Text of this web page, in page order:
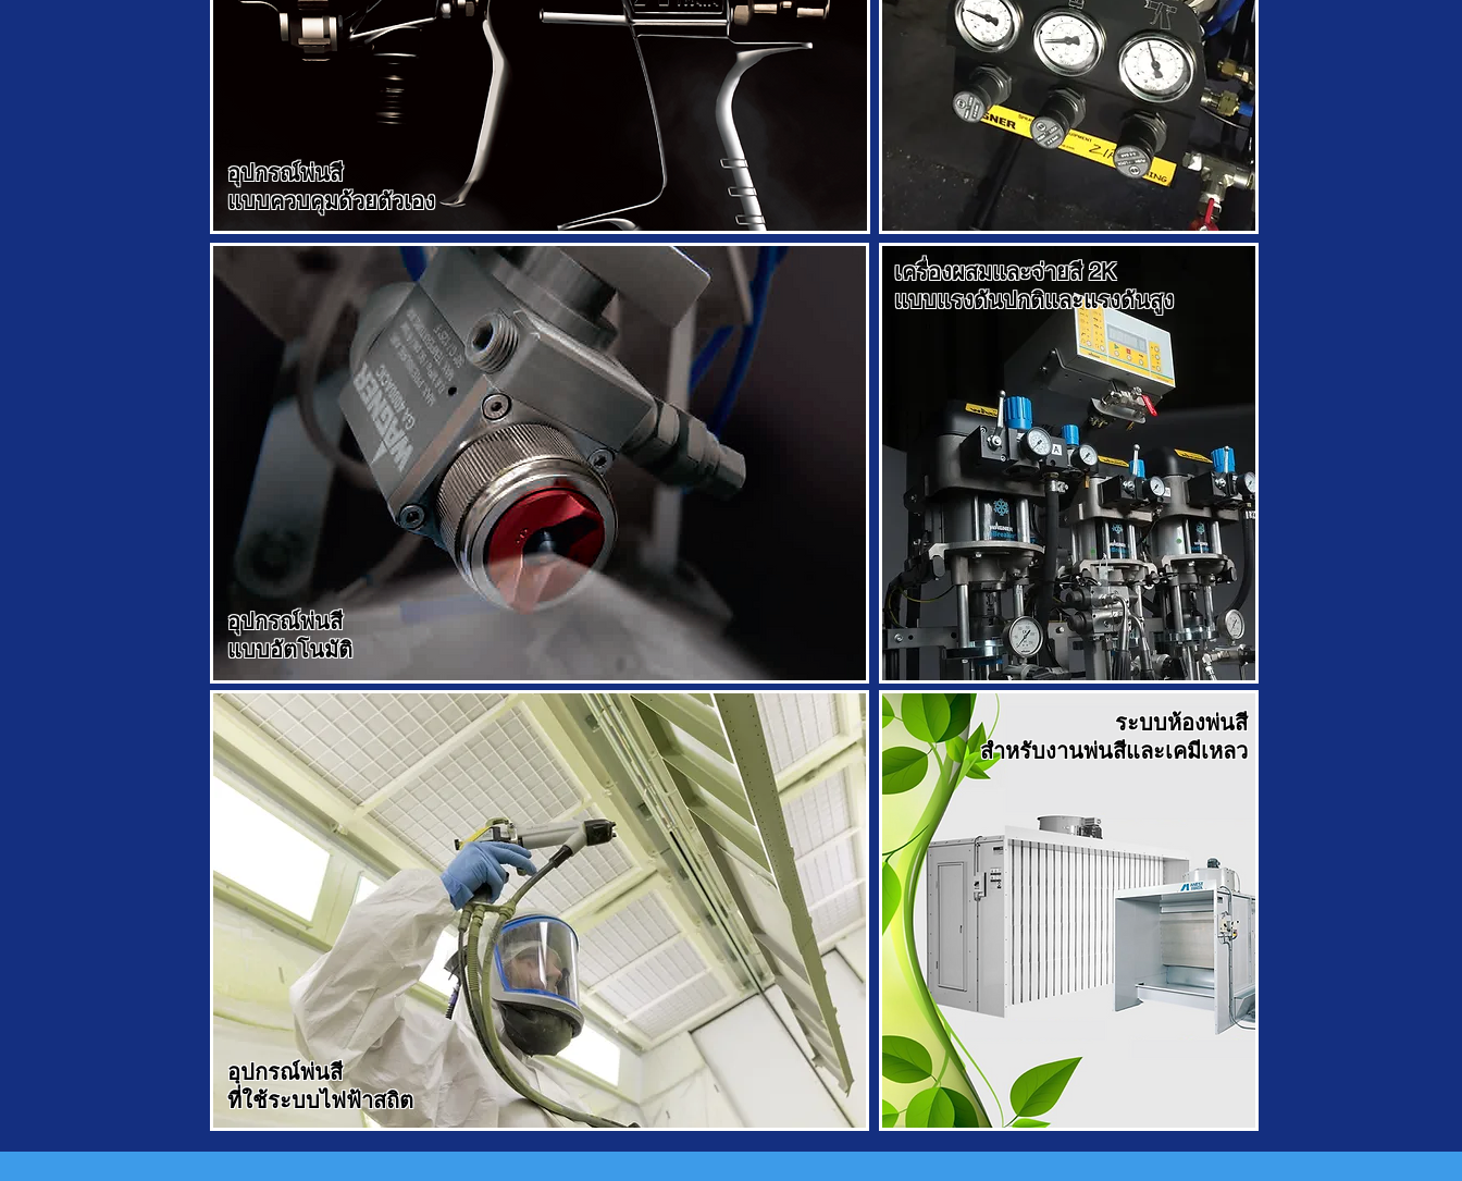
อุปกรณ์พ่นสี
แบบควบคุมด้วยตัวเอง
อุปกรณ์พ่นสี
แบบอัตโนมัติ
อุปกรณ์พ่นสี
ที่ใช้ระบบไฟฟ้าสถิต
เครื่องผสมและจ่ายสี 2K
แบบแรงดันปกติและแรงดันสูง
ระบบห้องพ่นสี
สำหรับงานพ่นสีและเคมีเหลว